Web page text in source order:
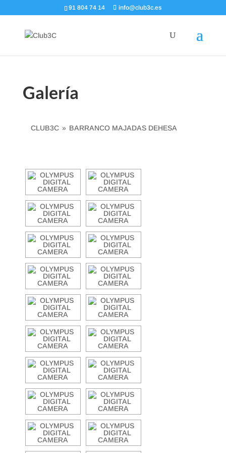
91 804 74 14 info@club3c.es
Galería
CLUB3C » BARRANCO MAJADAS DEHESA